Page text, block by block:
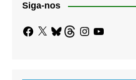
Siga-nos
Facebook
X BlueskyThreadsInstagram
YouTube